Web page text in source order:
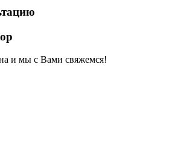
и мы с Вами свяжемся!